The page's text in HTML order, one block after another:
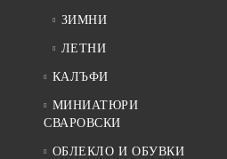
ЗИМНИ
ЛЕТНИ
КАЛЪФИ
МИНИАТЮРИ
СВАРОВСКИ
ОБЛЕКЛО И ОБУВКИ